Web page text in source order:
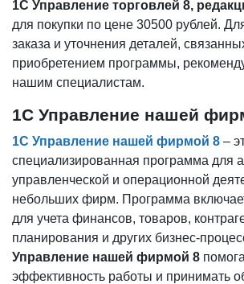
1С Управление торговлей 8,
для покупки по цене 30500 рублей.
заказа и уточнения деталей,
приобретением программы,
нашим специалистам.
1С Управление нашей
1С Управление нашей фирмой 8 –
специализированная программа для
управленческой и операционной
небольших фирм. Программа
для учета финансов, товаров,
планирования и других бизнес-
Управление нашей фирмой 8
эффективность работы и принимать